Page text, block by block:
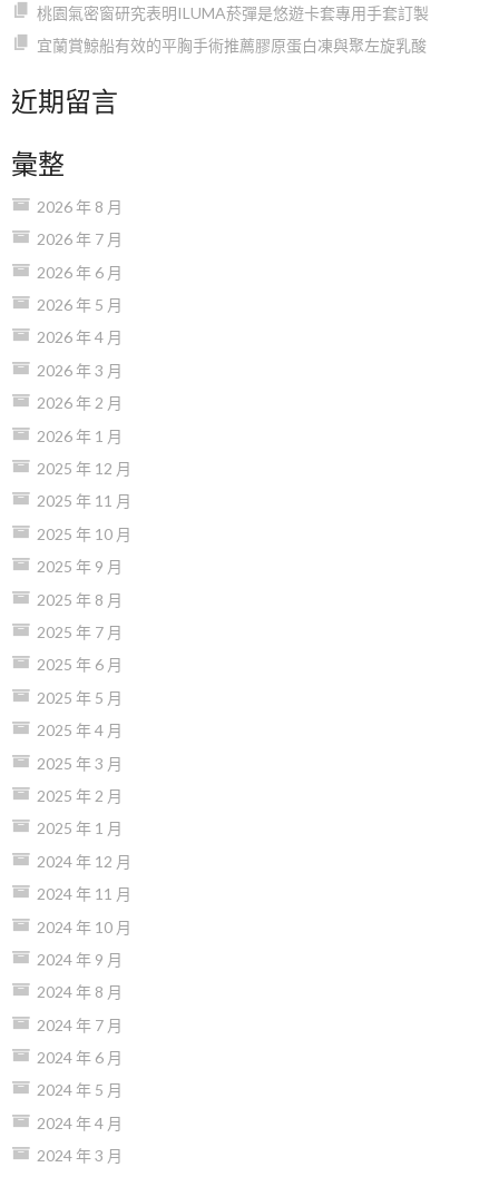
桃園氣密窗研究表明ILUMA菸彈是悠遊卡套專用手套訂製
宜蘭賞鯨船有效的平胸手術推薦膠原蛋白凍與聚左旋乳酸
近期留言
彙整
2026 年 8 月
2026 年 7 月
2026 年 6 月
2026 年 5 月
2026 年 4 月
2026 年 3 月
2026 年 2 月
2026 年 1 月
2025 年 12 月
2025 年 11 月
2025 年 10 月
2025 年 9 月
2025 年 8 月
2025 年 7 月
2025 年 6 月
2025 年 5 月
2025 年 4 月
2025 年 3 月
2025 年 2 月
2025 年 1 月
2024 年 12 月
2024 年 11 月
2024 年 10 月
2024 年 9 月
2024 年 8 月
2024 年 7 月
2024 年 6 月
2024 年 5 月
2024 年 4 月
2024 年 3 月